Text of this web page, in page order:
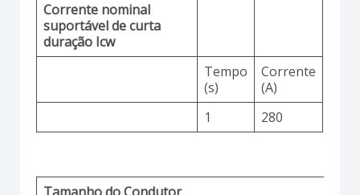
Corrente nominal
suportável de curta
duração Icw
Tempo
(s)
Corrente
(A)
1
280